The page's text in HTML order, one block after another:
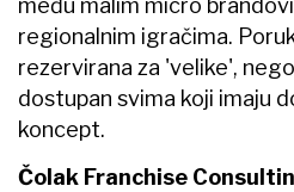
među malim micro
regionalnim igračima.
rezervirana za 'velike',
dostupan svima koji imaju
koncept.
Čolak Franchise